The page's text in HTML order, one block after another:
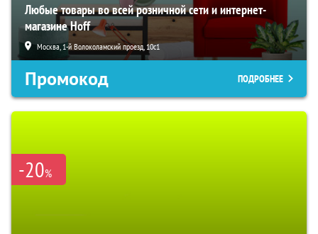
Любые товары во всей розничной сети и интернет-
магазине Hoff
Москва, 1-й Волоколамский проезд, 10с1
Промокод ПОДРОБНЕЕ
-20%